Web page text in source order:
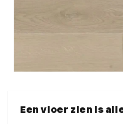
modaal
Een vloer zien is